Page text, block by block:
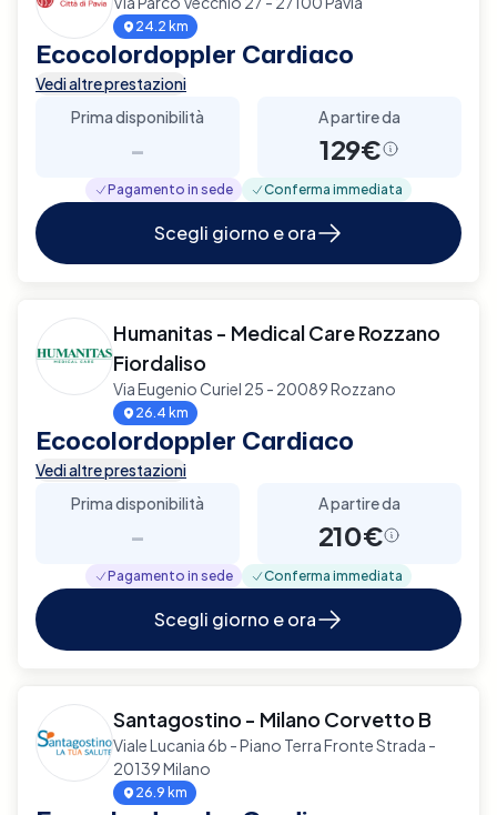
24.2 km
Ecocolordoppler Cardiaco
Vedi altre prestazioni
Prima disponibilità
-
A partire da
129€
Pagamento in sede Conferma immediata
Scegli giorno e ora
Humanitas - Medical Care Rozzano
Fiordaliso
Via Eugenio Curiel 25 - 20089 Rozzano
26.4 km
Ecocolordoppler Cardiaco
Vedi altre prestazioni
Prima disponibilità
-
A partire da
210€
Pagamento in sede Conferma immediata
Scegli giorno e ora
Santagostino - Milano Corvetto B
Viale Lucania 6b - Piano Terra Fronte Strada -
20139 Milano
26.9 km